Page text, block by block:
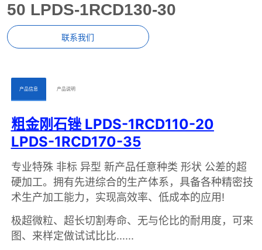
50 LPDS-1RCD130-30
联系我们
ㅤㅤ产品信息ㅤㅤ ㅤㅤ产品说明ㅤㅤ